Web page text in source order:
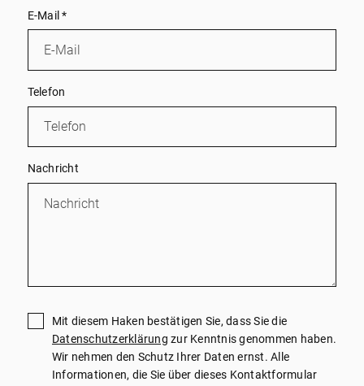
E-Mail*
Telefon
Nachricht
Mit diesem Haken bestätigen Sie, dass Sie die
Datenschutzerklärung zur Kenntnis genommen haben.
Wir nehmen den Schutz Ihrer Daten ernst. Alle
Informationen, die Sie über dieses Kontaktformular